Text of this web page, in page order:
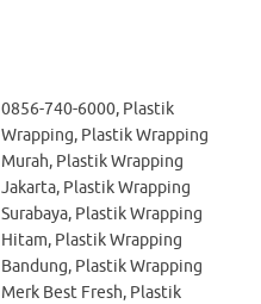
0856-740-6000, Plastik
Wrapping, Plastik Wrapping
Murah, Plastik Wrapping
Jakarta, Plastik Wrapping
Surabaya, Plastik Wrapping
Hitam, Plastik Wrapping
Bandung, Plastik Wrapping
Merk Best Fresh, Plastik